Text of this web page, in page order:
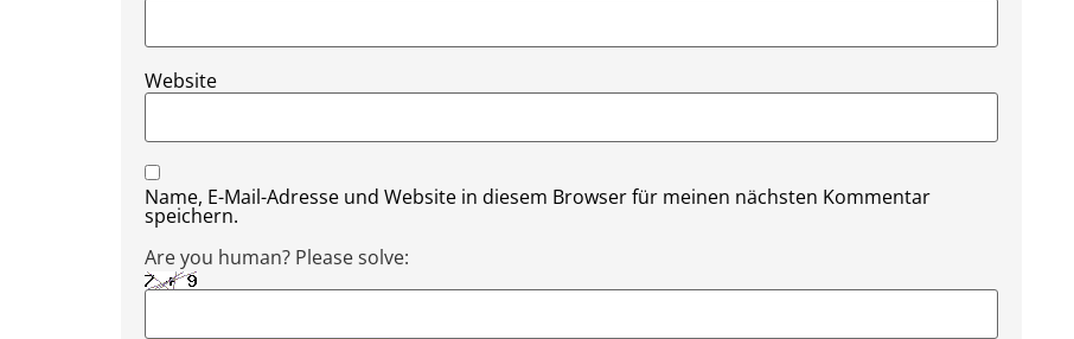
Website
Name, E-Mail-Adresse und Website in diesem Browser für meinen nächsten Kommentar
speichern.
Are you human? Please solve: